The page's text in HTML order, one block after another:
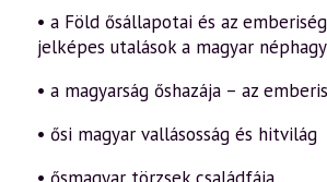
• a Föld ősállapotai és az
jelképes utalások a magyar
• a magyarság őshazája – az
• ősi magyar vallásosság és hitvilág